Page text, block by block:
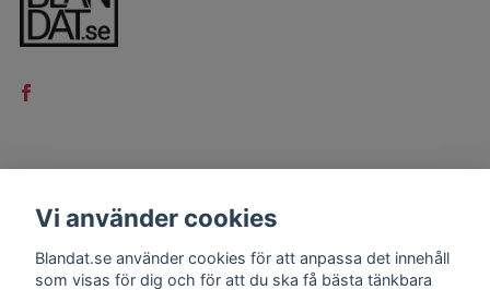
Kontakt
Köpvillkor
Vi använder cookies
Blandat.se använder cookies för att anpassa det innehåll
som visas för dig och för att du ska få bästa tänkbara